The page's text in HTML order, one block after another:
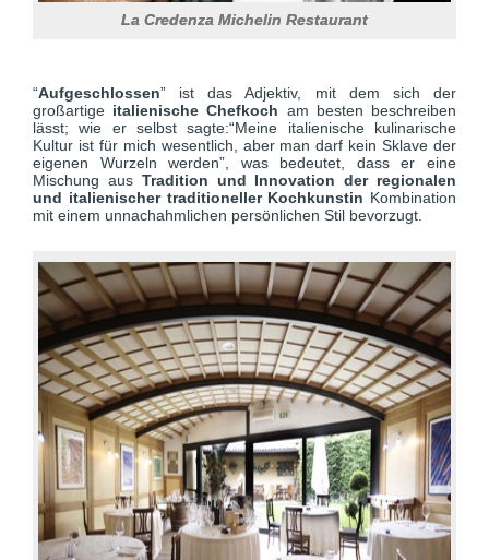
La Credenza Michelin Restaurant
“Aufgeschlossen” ist das Adjektiv, mit dem sich der
großartige italienische Chefkoch am besten beschreiben
lässt; wie er selbst sagte:“Meine italienische kulinarische
Kultur ist für mich wesentlich, aber man darf kein Sklave der
eigenen Wurzeln werden”, was bedeutet, dass er eine
Mischung aus Tradition und Innovation der regionalen
und italienischer traditioneller Kochkunstin Kombination
mit einem unnachahmlichen persönlichen Stil bevorzugt.